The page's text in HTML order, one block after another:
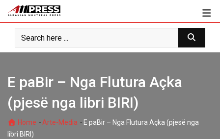
content
E paBir – Nga Flutura Açka
(pjesë nga libri BIRI)
Home - Arte-Media - E paBir – Nga Flutura Açka (pjesë nga
libri BIRI)